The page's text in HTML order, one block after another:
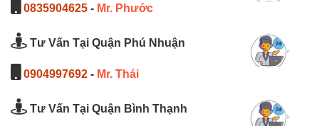
0835904625 - Mr. Phước
Tư Vấn Tại Quận Phú Nhuận
0904997692 - Mr. Thái
Tư Vấn Tại Quận Bình Thạnh